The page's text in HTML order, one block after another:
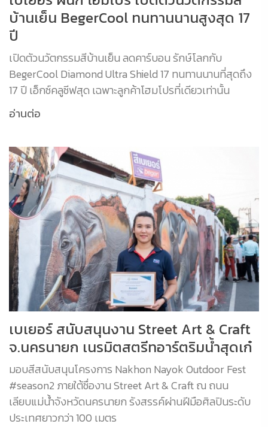
บ้านเย็น BegerCool ทนทานนานสูงสุด 17
ปี
เปิดตัวนวัตกรรมสีบ้านเย็น ลดคาร์บอน รักษ์โลกกับ
BegerCool Diamond Ultra Shield 17 ทนทานนานที่สุดถึง
17 ปี เอ็กซ์คลูซีฟสุด เฉพาะลูกค้าโฮมโปรที่เดียวเท่านั้น
อ่านต่อ
เบเยอร์ สนับสนุนงาน Street Art & Craft
จ.นครนายก เนรมิตสตรีทอาร์ตริมน้ำสุดเก๋
มอบสีสนับสนุนโครงการ Nakhon Nayok Outdoor Fest
#season2 ภายใต้ชื่องาน Street Art & Craft ณ ถนน
เลียบแม่น้ำจังหวัดนครนายก รังสรรค์ผ่านฝีมือศิลปินระดับ
ประเทศยาวกว่า 100 เมตร